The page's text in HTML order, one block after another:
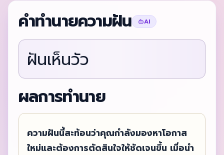
คำทำนายความฝัน AI
ฝันเห็นวัว
ผลการทำนาย
ความฝันนี้สะท้อนว่าคุณกำลังมองหาโอกาส
ใหม่และต้องการตัดสินใจให้ชัดเจนขึ้น เมื่อนำ